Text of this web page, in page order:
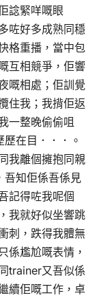
諗緊咩嘅眼
咗好多成熟同穩
格重播，當中包
互相競爭，佢響
嘅相處；佢訓覺
住我；我揹佢返
一整晚偷偷咀
在目．．．。
我離個擁抱同親
吾知佢係吾係見
記得咗我呢個
我就好似坐響跳
刺，跌得我體無
係尷尬嘅表情，
trainer又吾似係
續佢嘅工作，卓